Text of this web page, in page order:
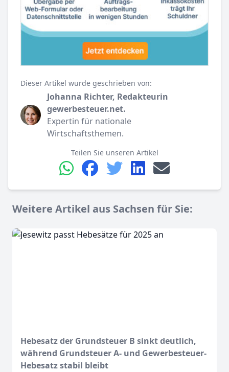
Dieser Artikel wurde geschrieben von:
Johanna Richter, Redakteurin
gewerbesteuer.net.
Expertin für nationale
Wirtschaftsthemen.
Teilen Sie unseren Artikel
Weitere Artikel aus Sachsen für Sie:
Hebesatz der Grundsteuer B sinkt deutlich,
während Grundsteuer A- und Gewerbesteuer-
Hebesatz stabil bleibt